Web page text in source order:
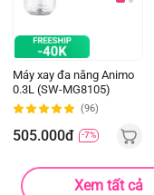
Máy xay đa năng Animo
0.3L (SW-MG8105)
(96)
505.000đ -7%
Xem tất cả